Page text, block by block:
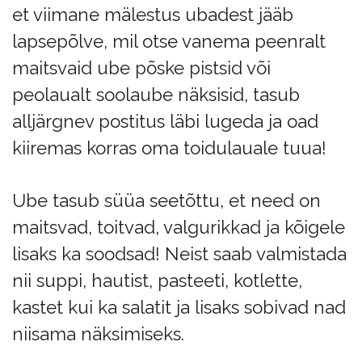
et viimane mälestus ubadest jääb
lapsepõlve, mil otse vanema peenralt
maitsvaid ube põske pistsid või
peolaualt soolaube näksisid, tasub
alljärgnev postitus läbi lugeda ja oad
kiiremas korras oma toidulauale tuua!
Ube tasub süüa seetõttu, et need on
maitsvad, toitvad, valgurikkad ja kõigele
lisaks ka soodsad! Neist saab valmistada
nii suppi, hautist, pasteeti, kotlette,
kastet kui ka salatit ja lisaks sobivad nad
niisama näksimiseks.